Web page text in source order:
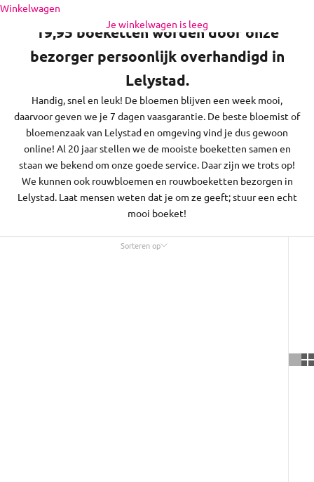
Naar inhoud
Winkelwagen
Je winkelwagen is leeg
regio daaromheen, op zon- en feestdagen bezorgen we niet.
19,95 boeketten worden door onze
bezorger persoonlijk overhandigd in
Lelystad.
Handig, snel en leuk! De bloemen blijven een week mooi,
daarvoor geven we je 7 dagen vaasgarantie. De beste bloemist of
bloemenzaak van Lelystad en omgeving vind je dus gewoon
online! Al 20 jaar stellen we de mooiste boeketten samen en
staan we bekend om onze goede service. Daar zijn we trots op!
We kunnen ook rouwbloemen en rouwboeketten bezorgen in
Lelystad. Laat mensen weten dat je om ze geeft; stuur een echt
mooi boeket!
Sorteren op